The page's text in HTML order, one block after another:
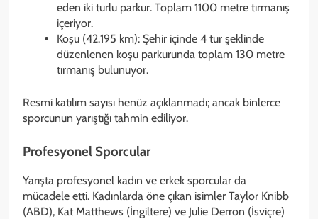
eden iki turlu parkur. Toplam 1100 metre tırmanış
içeriyor.
Koşu (42.195 km): Şehir içinde 4 tur şeklinde
düzenlenen koşu parkurunda toplam 130 metre
tırmanış bulunuyor.
Resmi katılım sayısı henüz açıklanmadı; ancak binlerce
sporcunun yarıştığı tahmin ediliyor.
Profesyonel Sporcular
Yarışta profesyonel kadın ve erkek sporcular da
mücadele etti. Kadınlarda öne çıkan isimler Taylor Knibb
(ABD), Kat Matthews (İngiltere) ve Julie Derron (İsviçre)